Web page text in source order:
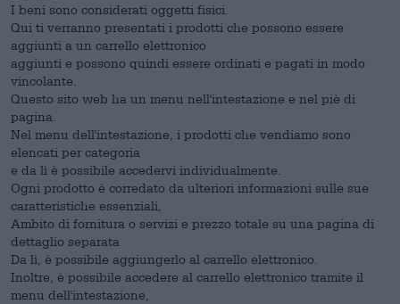
I beni sono considerati oggetti fisici.
Qui ti verranno presentati i prodotti che possono essere
aggiunti a un carrello elettronico
aggiunti e possono quindi essere ordinati e pagati in modo
vincolante.
Questo sito web ha un menu nell'intestazione e nel piè di
pagina.
Nel menu dell'intestazione, i prodotti che vendiamo sono
elencati per categoria
e da lì è possibile accedervi individualmente.
Ogni prodotto è corredato da ulteriori informazioni sulle sue
caratteristiche essenziali,
Ambito di fornitura o servizi e prezzo totale su una pagina di
dettaglio separata
Da lì, è possibile aggiungerlo al carrello elettronico.
Inoltre, è possibile accedere al carrello elettronico tramite il
menu dell'intestazione,